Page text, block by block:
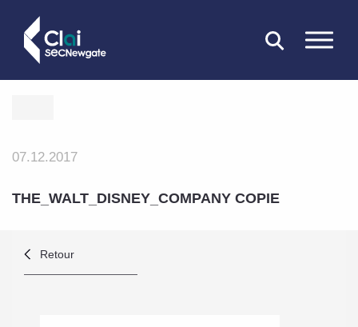
FERMER
07.12.2017
THE_WALT_DISNEY_COMPANY COPIE
Retour